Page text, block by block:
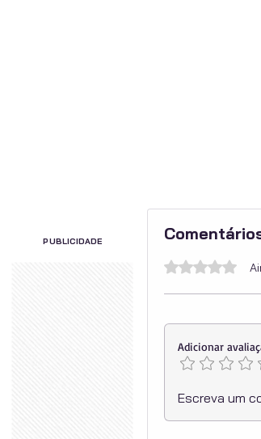
PUBLICIDADE
Avaliado com 0 de 5
Adicionar
Escreva um